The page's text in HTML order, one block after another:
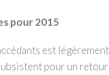
pour 2015
est
pour un